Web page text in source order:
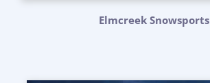
Elmcreek Snowsports